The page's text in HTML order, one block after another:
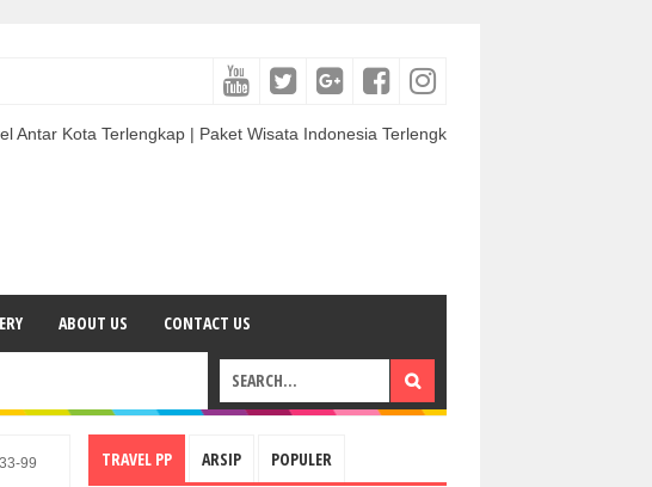
Terlengkap | Paket Wisata Indonesia Terlengkap & Termurah | Sewa Mobil termurah
ABOUT US CONTACT US
99 TRAVEL PP ARSIP POPULER